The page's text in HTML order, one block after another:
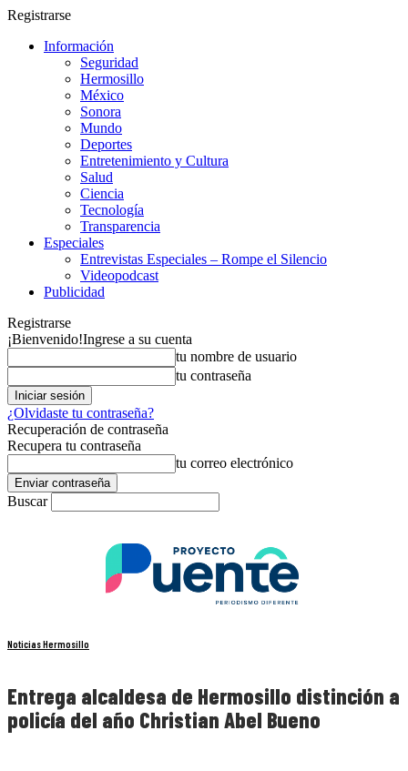
Registrarse
Información
Seguridad
Hermosillo
México
Sonora
Mundo
Deportes
Entretenimiento y Cultura
Salud
Ciencia
Tecnología
Transparencia
Especiales
Entrevistas Especiales – Rompe el Silencio
Videopodcast
Publicidad
Registrarse
¡Bienvenido!Ingrese a su cuenta
tu nombre de usuario
tu contraseña
¿Olvidaste tu contraseña?
Recuperación de contraseña
Recupera tu contraseña
tu correo electrónico
Buscar
Noticias Hermosillo
Entrega alcaldesa de Hermosillo distinción a
policía del año Christian Abel Bueno